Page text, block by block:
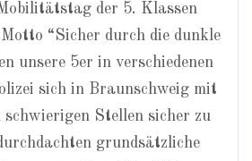
der 5. Klassen
“Sicher durch die dunkle
unsere 5er in verschiedenen
sich in Braunschweig mit
schwierigen Stellen sicher zu
grundsätzliche